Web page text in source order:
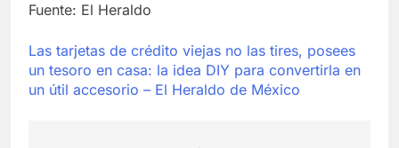
Fuente: El Heraldo
Las tarjetas de crédito viejas no las tires, posees
un tesoro en casa: la idea DIY para convertirla en
un útil accesorio – El Heraldo de México